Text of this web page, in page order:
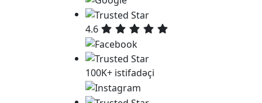
4.6
100K+ istifadəçi